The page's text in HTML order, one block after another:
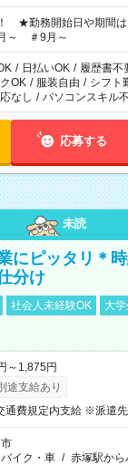
★勤務開始日や期間は
～ ＃9月～
/ 日払いOK / 履歴書不
OK / 服装自由 / シフト
なし / パソコンスキル
応募する
未読
にピッタリ＊
分け
社会人未経験OK 大
～1,875円
途支給あり
通費規定内支給 ※派遣
イク・車 / 赤塚駅か